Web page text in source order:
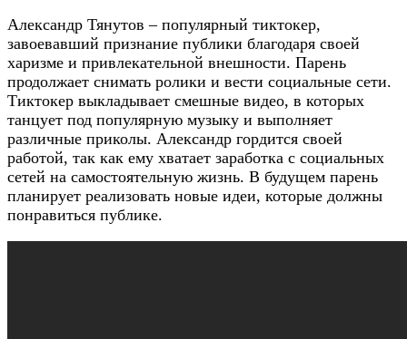
Александр Тянутов – популярный тиктокер,
завоевавший признание публики благодаря своей
харизме и привлекательной внешности. Парень
продолжает снимать ролики и вести социальные сети.
Тиктокер выкладывает смешные видео, в которых
танцует под популярную музыку и выполняет
различные приколы. Александр гордится своей
работой, так как ему хватает заработка с социальных
сетей на самостоятельную жизнь. В будущем парень
планирует реализовать новые идеи, которые должны
понравиться публике.